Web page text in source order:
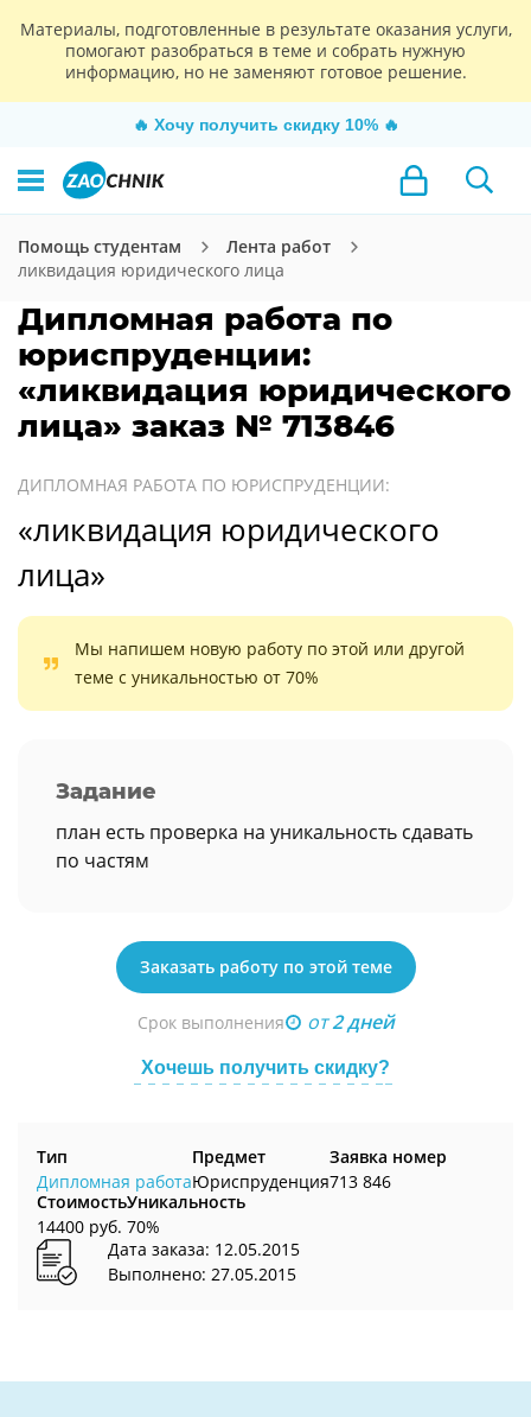
Материалы, подготовленные в результате оказания услуги,
помогают разобраться в теме и собрать нужную
информацию, но не заменяют готовое решение.
🔥 Хочу получить скидку 10% 🔥
Помощь студентам
Лента работ
ликвидация юридического лица
Дипломная работа по
юриспруденции:
«ликвидация юридического
лица» заказ № 713846
ДИПЛОМНАЯ РАБОТА ПО ЮРИСПРУДЕНЦИИ:
«ликвидация юридического
лица»
Мы напишем новую работу по этой или другой
теме с уникальностью от 70%
Задание
план есть проверка на уникальность сдавать
по частям
Заказать работу по этой теме
Срок выполнения от2 дней
Хочешь получить скидку?
Тип
Дипломная работа
Предмет
Юриспруденция
Заявка номер
713 846
Стоимость
14400 руб.
Уникальность
70%
Дата заказа: 12.05.2015
Выполнено: 27.05.2015